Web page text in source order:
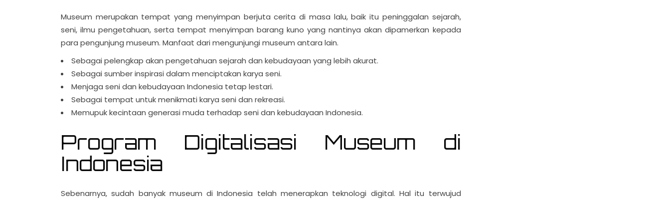
Museum merupakan tempat yang menyimpan berjuta cerita di masa lalu, baik itu peninggalan sejarah,
seni, ilmu pengetahuan, serta tempat menyimpan barang kuno yang nantinya akan dipamerkan kepada
para pengunjung museum. Manfaat dari mengunjungi museum antara lain.
Sebagai pelengkap akan pengetahuan sejarah dan kebudayaan yang lebih akurat.
Sebagai sumber inspirasi dalam menciptakan karya seni.
Menjaga seni dan kebudayaan Indonesia tetap lestari.
Sebagai tempat untuk menikmati karya seni dan rekreasi.
Memupuk kecintaan generasi muda terhadap seni dan kebudayaan Indonesia.
Program Digitalisasi Museum di
Indonesia
Sebenarnya, sudah banyak museum di Indonesia telah menerapkan teknologi digital. Hal itu terwujud